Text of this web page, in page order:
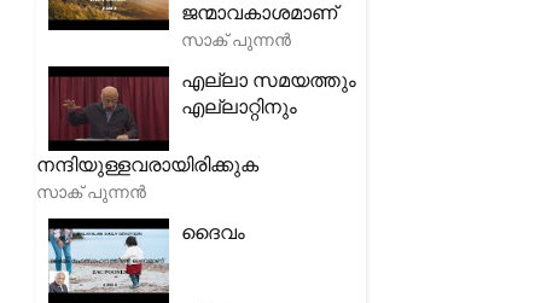
ജന്മാവകാശമാണ്
സാക് പുന്നൻ
എല്ലാ സമയത്തും
എല്ലാറ്റിനും
നന്ദിയുള്ളവരായിരിക്കുക
സാക് പുന്നൻ
ദൈവം